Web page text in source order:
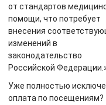
от стандартов
помощи, что потребует
внесения
изменений в
законодательство
Российской
Уже полностью
оплата по посещениям?